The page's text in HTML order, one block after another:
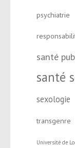
psychiatrie
santé
santé
sexologie
transgenre
Université de